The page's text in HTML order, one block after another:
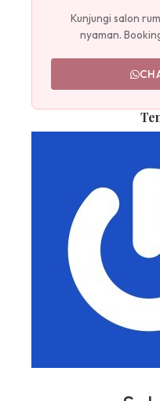
Kunjungi salon
nyaman.